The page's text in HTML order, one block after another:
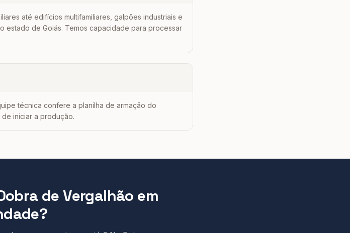
até edifícios multifamiliares, galpões industriais e
estado de Goiás. Temos capacidade para processar
técnica confere a planilha de armação do
iniciar a produção.
de Vergalhão em
?